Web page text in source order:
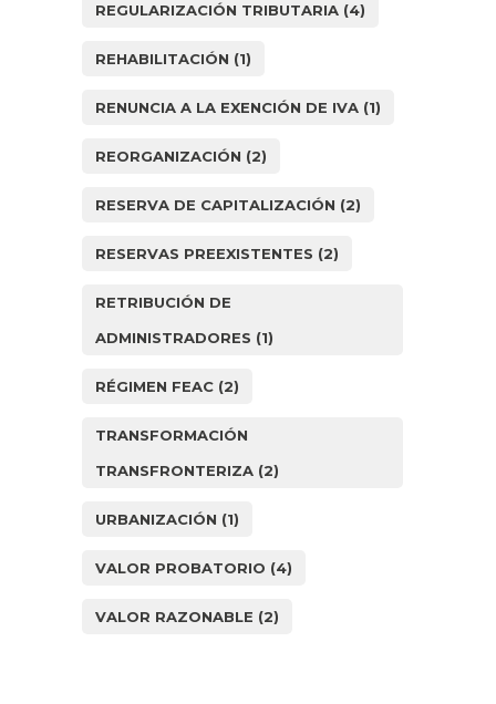
REGULARIZACIÓN TRIBUTARIA (4)
REHABILITACIÓN (1)
RENUNCIA A LA EXENCIÓN DE IVA (1)
REORGANIZACIÓN (2)
RESERVA DE CAPITALIZACIÓN (2)
RESERVAS PREEXISTENTES (2)
RETRIBUCIÓN DE
ADMINISTRADORES (1)
RÉGIMEN FEAC (2)
TRANSFORMACIÓN
TRANSFRONTERIZA (2)
URBANIZACIÓN (1)
VALOR PROBATORIO (4)
VALOR RAZONABLE (2)